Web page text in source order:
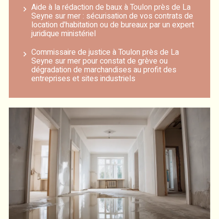
Aide à la rédaction de baux à Toulon près de La
Seyne sur mer : sécurisation de vos contrats de
location d'habitation ou de bureaux par un expert
juridique ministériel
Commissaire de justice à Toulon près de La
Seyne sur mer pour constat de grève ou
dégradation de marchandises au profit des
entreprises et sites industriels